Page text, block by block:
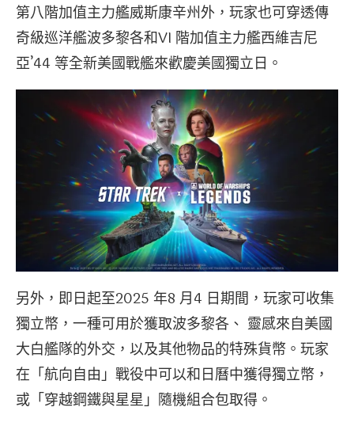
第八階加值主力艦威斯康辛州外，玩家也可穿透傳
奇級巡洋艦波多黎各和VI 階加值主力艦西維吉尼
亞’44 等全新美國戰艦來歡慶美國獨立日。
另外，即日起至2025 年8 月4 日期間，玩家可收集
獨立幣，一種可用於獲取波多黎各、 靈感來自美國
大白艦隊的外交，以及其他物品的特殊貨幣。玩家
在「航向自由」戰役中可以和日曆中獲得獨立幣，
或「穿越鋼鐵與星星」隨機組合包取得。